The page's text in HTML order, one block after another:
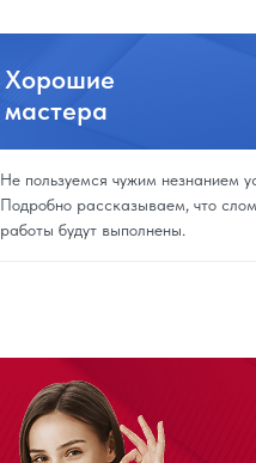
Хорошие
мастера
Не пользуемся чужим незнанием
Подробно рассказываем, что
работы будут выполнены.